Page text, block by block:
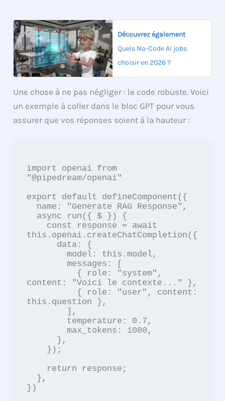
Découvrez également
Quels No-Code AI jobs
choisir en 2026 ?
Une chose à ne pas négliger : le code robuste. Voici
un exemple à coller dans le bloc GPT pour vous
assurer que vos réponses soient à la hauteur :
import openai from
"@pipedream/openai"
export default defineComponent({
this.openai.createChatCompletion({
content: "Voici le contexte..." },
this.question },